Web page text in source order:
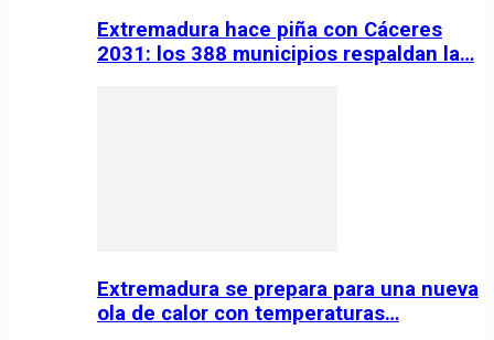
Extremadura hace piña con Cáceres
2031: los 388 municipios respaldan la…
Extremadura se prepara para una nueva
ola de calor con temperaturas…